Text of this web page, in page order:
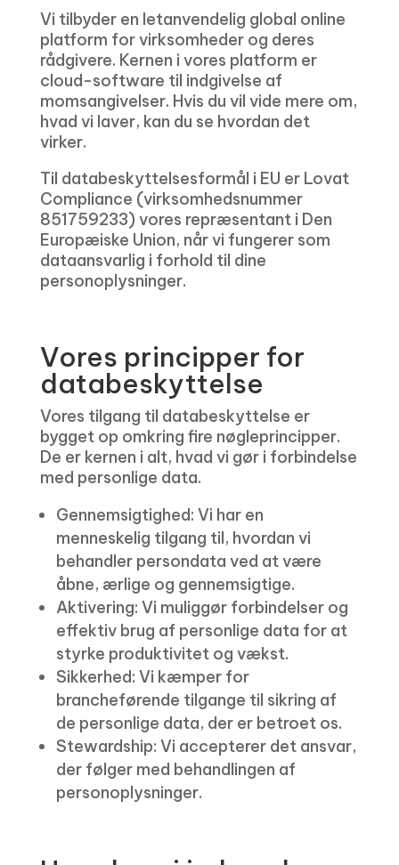
Vi tilbyder en letanvendelig global online
platform for virksomheder og deres
rådgivere. Kernen i vores platform er
cloud-software til indgivelse af
momsangivelser. Hvis du vil vide mere om,
hvad vi laver, kan du se hvordan det
virker.
Til databeskyttelsesformål i EU er Lovat
Compliance (virksomhedsnummer
851759233) vores repræsentant i Den
Europæiske Union, når vi fungerer som
dataansvarlig i forhold til dine
personoplysninger.
Vores principper for
databeskyttelse
Vores tilgang til databeskyttelse er
bygget op omkring fire nøgleprincipper.
De er kernen i alt, hvad vi gør i forbindelse
med personlige data.
Gennemsigtighed: Vi har en
menneskelig tilgang til, hvordan vi
behandler persondata ved at være
åbne, ærlige og gennemsigtige.
Aktivering: Vi muliggør forbindelser og
effektiv brug af personlige data for at
styrke produktivitet og vækst.
Sikkerhed: Vi kæmper for
brancheførende tilgange til sikring af
de personlige data, der er betroet os.
Stewardship: Vi accepterer det ansvar,
der følger med behandlingen af ​​
personoplysninger.